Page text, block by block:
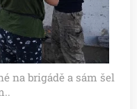
na brigádě a sám šel